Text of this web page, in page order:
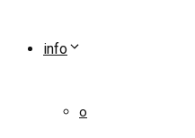
info
о